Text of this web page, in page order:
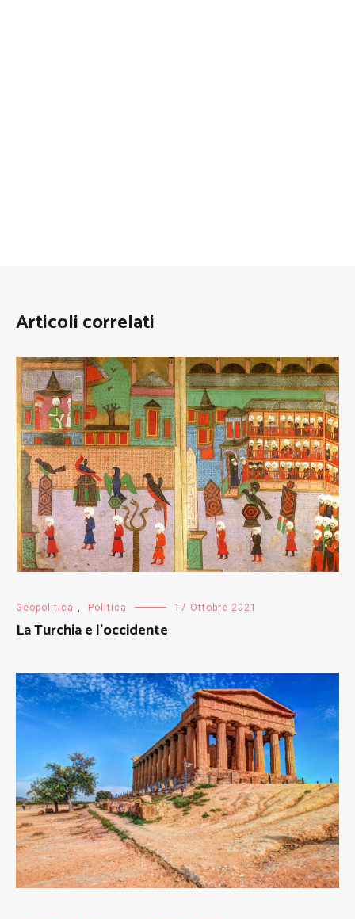
Articoli correlati
Geopolitica , Politica 17 Ottobre 2021
La Turchia e l’occidente